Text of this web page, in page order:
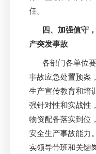
任。
四、加强值守
产突发事故
各部门各单位
事故应急处置预案
生产宣传教育和培
强针对性和实战性
物资配备落实到位
安全生产事故能力
实领导带班和关键